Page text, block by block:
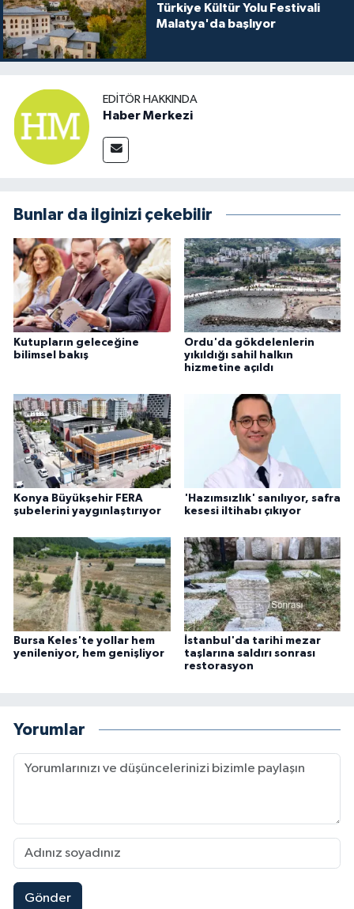
Türkiye Kültür Yolu Festivali
Malatya'da başlıyor
EDITÖR HAKKINDA
Haber Merkezi
Bunlar da ilginizi çekebilir
Kutupların geleceğine
bilimsel bakış
Ordu'da gökdelenlerin
yıkıldığı sahil halkın
hizmetine açıldı
Konya Büyükşehir FERA
şubelerini yaygınlaştırıyor
'Hazımsızlık' sanılıyor, safra
kesesi iltihabı çıkıyor
Bursa Keles'te yollar hem
yenileniyor, hem genişliyor
İstanbul'da tarihi mezar
taşlarına saldırı sonrası
restorasyon
Yorumlar
Gönder